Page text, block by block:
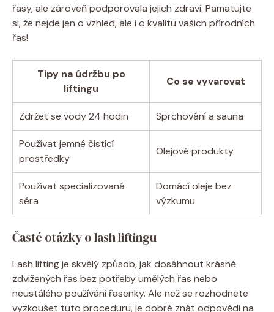
řasy, ale zároveň podporovala jejich zdraví. Pamatujte
si, že nejde jen o vzhled, ale i o kvalitu vašich přírodních
řas!
Tipy na údržbu po
liftingu
Co se vyvarovat
Zdržet se vody 24 hodin Sprchování a sauna
Používat jemné čisticí
prostředky
Olejové produkty
Používat specializovaná
séra
Domácí oleje bez
výzkumu
Časté otázky o lash liftingu
Lash lifting je skvělý způsob, jak dosáhnout krásně
zdvižených řas bez potřeby umělých řas nebo
neustálého používání řasenky. Ale než se rozhodnete
vyzkoušet tuto proceduru, je dobré znát odpovědi na